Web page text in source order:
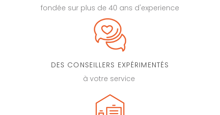
fondée sur plus de 40 ans d'experience
DES CONSEILLERS EXPÉRIMENTÉS
à votre service